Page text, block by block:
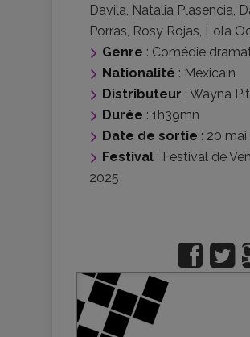
Davila, Natalia Plasencia,
Porras, Rosy Rojas, Lola
Genre : Comédie
Nationalité : Mexicain
Distributeur : Wayna
Durée : 1h39mn
Date de sortie : 20
Festival : Festival de
2025